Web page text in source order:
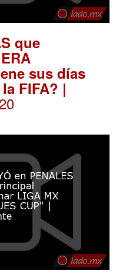
que
sus días
FIFA? |